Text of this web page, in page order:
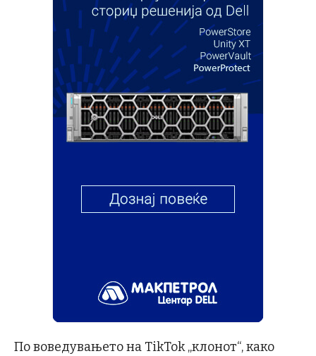
По воведувањето на TikTok „клонот“, како